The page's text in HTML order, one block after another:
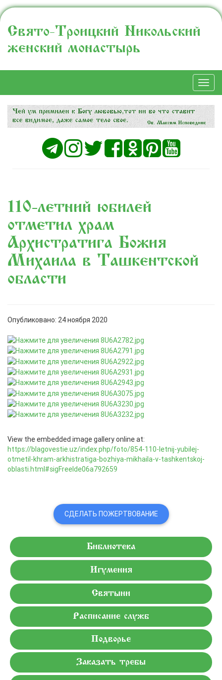
Свято-Троицкий Никольский
женский монастырь
110-летний юбилей
отметил храм
Архистратига Божия
Михаила в Ташкентской
области
Опубликовано: 24 ноября 2020
View the embedded image gallery online at:
https://blagovestie.uz/index.php/foto/854-110-letnij-yubilej-
otmetil-khram-arkhistratiga-bozhiya-mikhaila-v-tashkentskoj-
oblasti.html#sigFreeIde06a792659
СДЕЛАТЬ ПОЖЕРТВОВАНИЕ
Библиотека
Игумения
Святыни
Расписание служб
Подворье
Заказать требы